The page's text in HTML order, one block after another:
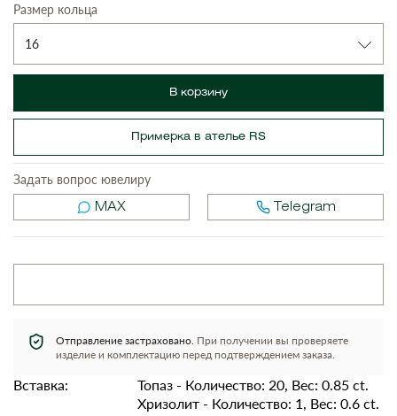
Размер кольца
16
В корзину
Примерка в ателье RS
Задать вопрос ювелиру
MAX Telegram
Отправление застраховано. При получении вы проверяете
изделие и комплектацию перед подтверждением заказа.
Вставка:
Топаз - Количество: 20, Вес: 0.85 ct.
Хризолит - Количество: 1, Вес: 0.6 ct.